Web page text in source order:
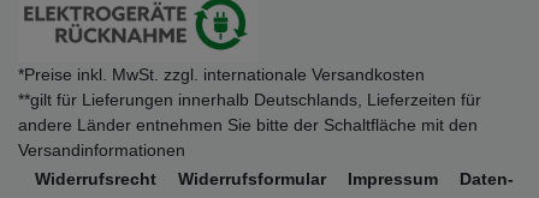
*Preise inkl. MwSt. zzgl. internationale Versandkosten
**gilt für Lieferungen innerhalb Deutschlands, Lieferzeiten für
andere Länder entnehmen Sie bitte der Schaltfläche mit den
Versandinformationen
Widerrufs­recht
Widerrufs­formular Impressum
Daten­